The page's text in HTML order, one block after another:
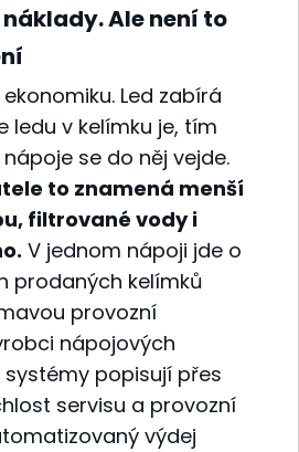
Ale není to
Led zabírá
ledu v kelímku je, tím
se do něj vejde.
to znamená menší
filtrované vody i
V jednom nápoji jde o
prodaných kelímků
provozní
nápojových
popisují přes
servisu a provozní
výdej